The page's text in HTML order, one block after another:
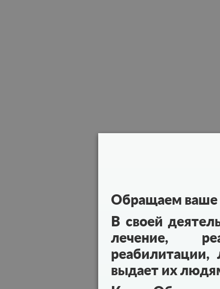
Обращаем ваше
В своей
лечение,
реабилитации,
выдает их